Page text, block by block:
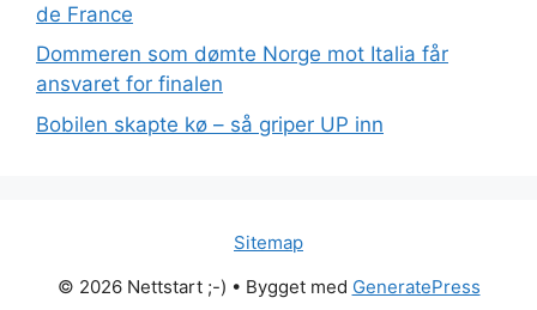
de France
Dommeren som dømte Norge mot Italia får
ansvaret for finalen
Bobilen skapte kø – så griper UP inn
Sitemap
© 2026 Nettstart ;-) • Bygget med GeneratePress